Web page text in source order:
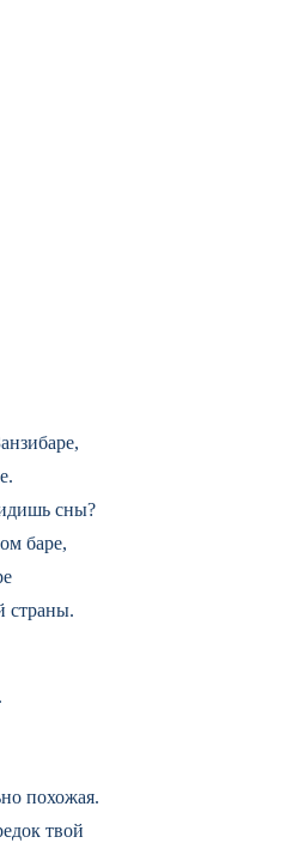
сны?
баре,
страны.
похожая.
твой